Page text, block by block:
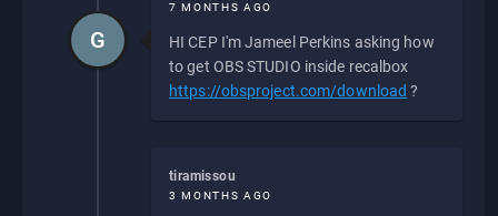
7 MONTHS AGO
HI CEP I'm Jameel Perkins asking how
to get OBS STUDIO inside recalbox
https://obsproject.com/download ?
G
tiramissou
3 MONTHS AGO